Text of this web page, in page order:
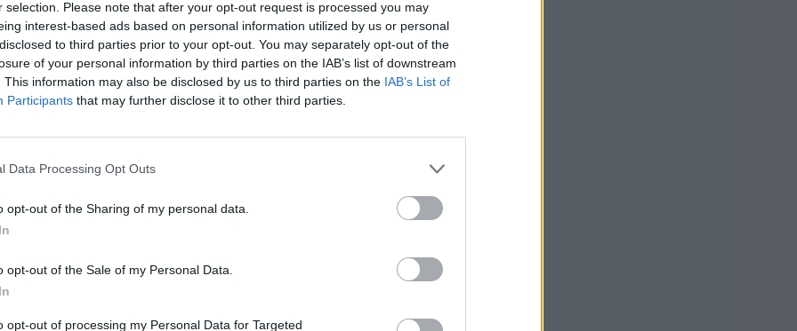
selection. Please note that after your opt-out request is processed you may
interest-based ads based on personal information utilized by us or personal
to third parties prior to your opt-out. You may separately opt-out of the
of your personal information by third parties on the IAB’s list of downstream
This information may also be disclosed by us to third parties on the IAB’s List of
Participants that may further disclose it to other third parties.
Data Processing Opt Outs
opt-out of the Sharing of my personal data.
opt-out of the Sale of my Personal Data.
opt-out of processing my Personal Data for Targeted